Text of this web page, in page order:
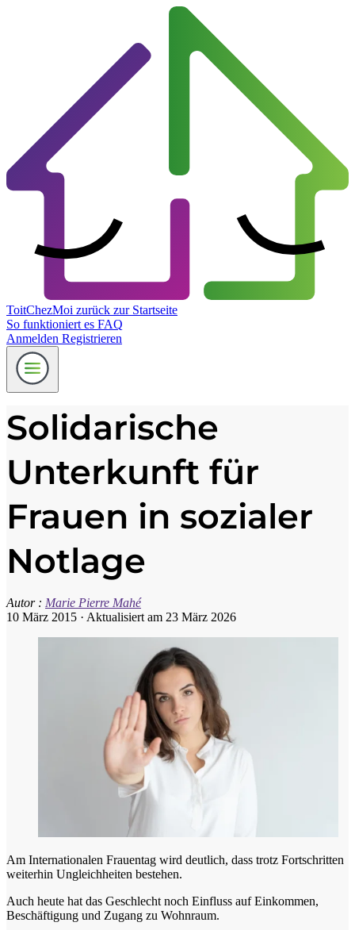
ToitChezMoi zurück zur Startseite
So funktioniert es FAQ
Anmelden Registrieren
Solidarische
Unterkunft für
Frauen in sozialer
Notlage
Autor : Marie Pierre Mahé
10 März 2015 · Aktualisiert am 23 März 2026
Am Internationalen Frauentag wird deutlich, dass trotz Fortschritten
weiterhin Ungleichheiten bestehen.
Auch heute hat das Geschlecht noch Einfluss auf Einkommen,
Beschäftigung und Zugang zu Wohnraum.